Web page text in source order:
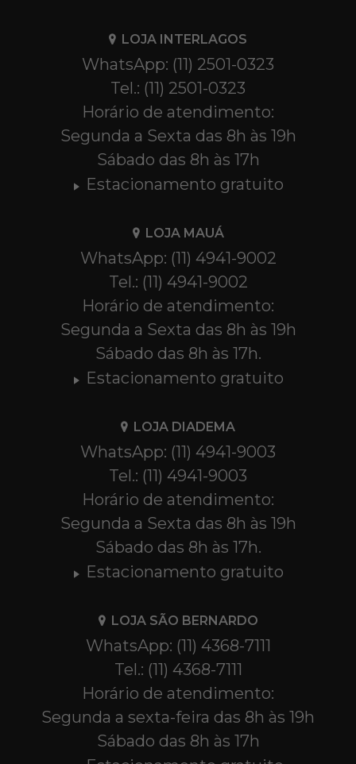
LOJA INTERLAGOS
WhatsApp: (11) 2501-0323
Tel.: (11) 2501-0323
Horário de atendimento:
Segunda a Sexta das 8h às 19h
Sábado das 8h às 17h
Estacionamento gratuito
LOJA MAUÁ
WhatsApp: (11) 4941-9002
Tel.: (11) 4941-9002
Horário de atendimento:
Segunda a Sexta das 8h às 19h
Sábado das 8h às 17h.
Estacionamento gratuito
LOJA DIADEMA
WhatsApp: (11) 4941-9003
Tel.: (11) 4941-9003
Horário de atendimento:
Segunda a Sexta das 8h às 19h
Sábado das 8h às 17h.
Estacionamento gratuito
LOJA SÃO BERNARDO
WhatsApp: (11) 4368-7111
Tel.: (11) 4368-7111
Horário de atendimento:
Segunda a sexta-feira das 8h às 19h
Sábado das 8h às 17h